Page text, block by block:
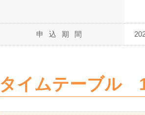
申込期間
タイムテーブル